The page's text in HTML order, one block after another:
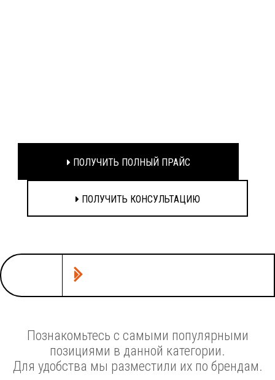
ПОЛУЧИТЬ ПОЛНЫЙ ПРАЙС
ПОЛУЧИТЬ КОНСУЛЬТАЦИЮ
Познакомьтесь с самыми популярными
позициями в данной категории.
Для удобства мы разместили их по брендам.